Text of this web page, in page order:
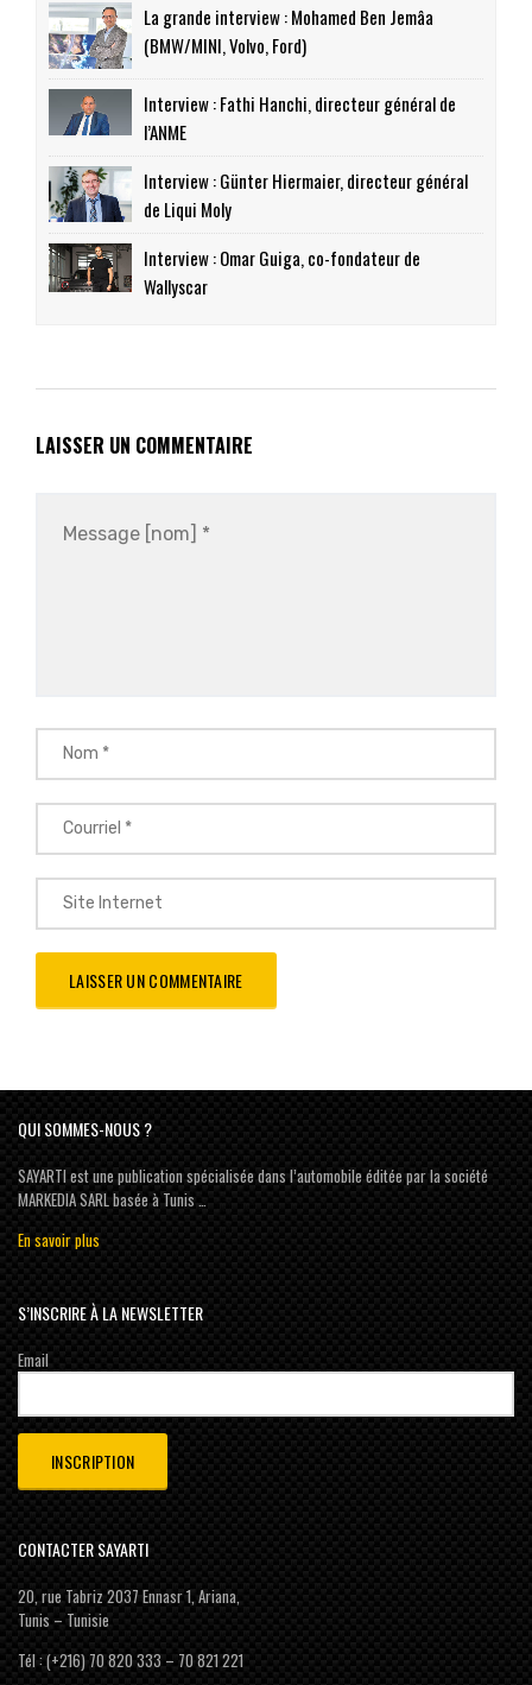
La grande interview : Mohamed Ben Jemâa
(BMW/MINI, Volvo, Ford)
Interview : Fathi Hanchi, directeur général de
l’ANME
Interview : Günter Hiermaier, directeur général
de Liqui Moly
Interview : Omar Guiga, co-fondateur de
Wallyscar
LAISSER UN COMMENTAIRE
QUI SOMMES-NOUS ?
SAYARTI est une publication spécialisée dans l’automobile éditée par la société
MARKEDIA SARL basée à Tunis …
En savoir plus
S’INSCRIRE À LA NEWSLETTER
Email
CONTACTER SAYARTI
20, rue Tabriz 2037 Ennasr 1, Ariana,
Tunis – Tunisie
Tél : (+216) 70 820 333 – 70 821 221